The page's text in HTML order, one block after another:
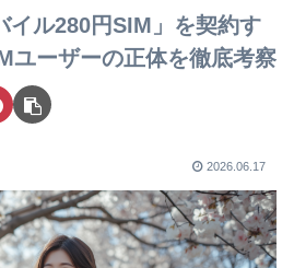
イル280円SIM」を契約す
ユーザーの正体を徹底考察
2026.06.17